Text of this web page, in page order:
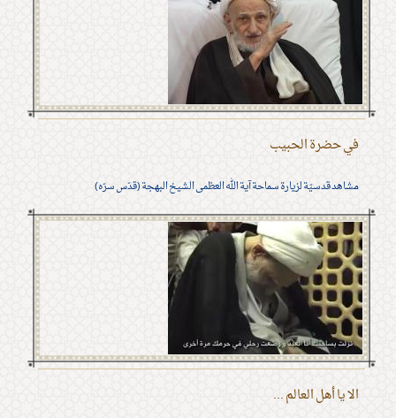
في حضرة الحبيب
مشاهد قدسيّة لزيارة سماحة آية الله العظمى الشيخ البهجة (قدّس سرّه)
الا يا أهل العالم ...